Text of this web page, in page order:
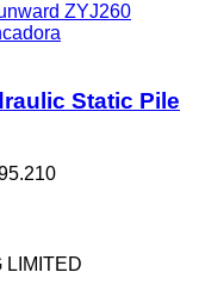
ZYJ260
Static Pile
LIMITED